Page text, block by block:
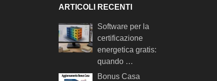
ARTICOLI RECENTI
Software per la
certificazione
energetica gratis:
quando …
Bonus Casa